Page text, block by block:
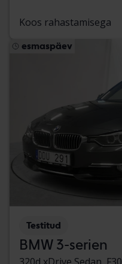
Koos rahastamisega
esmaspäev
Testitud
BMW 3-serien